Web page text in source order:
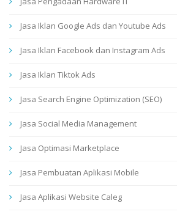
Jasa Iklan Google Ads dan Youtube Ads
Jasa Iklan Facebook dan Instagram Ads
Jasa Iklan Tiktok Ads
Jasa Search Engine Optimization (SEO)
Jasa Social Media Management
Jasa Optimasi Marketplace
Jasa Pembuatan Aplikasi Mobile
Jasa Aplikasi Website Caleg